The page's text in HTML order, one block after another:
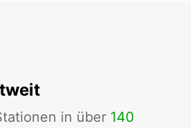
in über 140